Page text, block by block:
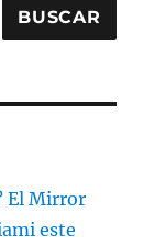
BUSCAR
El Mirror
este